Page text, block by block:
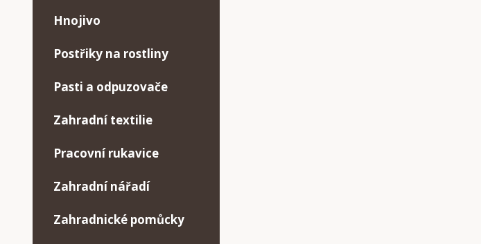
Hnojivo
Postřiky na rostliny
Pasti a odpuzovače
Zahradní textilie
Pracovní rukavice
Zahradní nářadí
Zahradnické pomůcky